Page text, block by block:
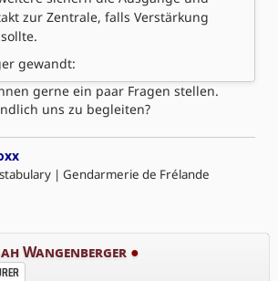
zur Zentrale, falls Verstärkung
gewandt:
gerne ein paar Fragen stellen.
uns zu begleiten?
| Gendarmerie de Frélande
Wangenberger ●